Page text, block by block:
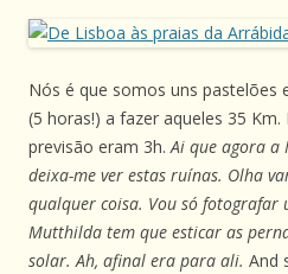
Nós é que somos uns pastelões
(5 horas!) a fazer aqueles 35
previsão eram 3h.Ai que agora a
deixa-me ver estas ruínas. Olha
qualquer coisa. Vou só fotografar
Mutthilda tem que esticar as
solar. Ah, afinal era para ali. And